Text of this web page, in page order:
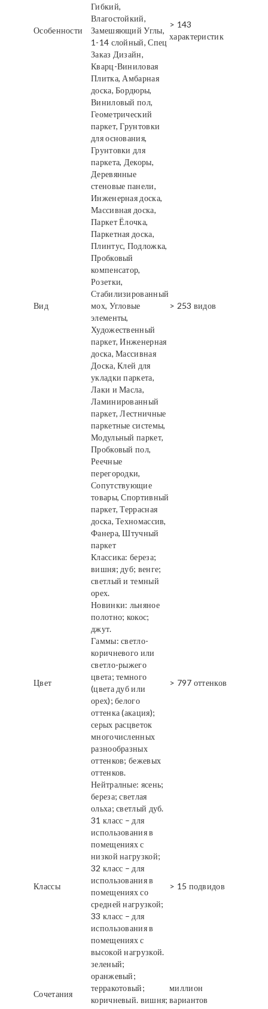
Особенности
Гибкий,
Влагостойкий,
Замешяющий Углы,
1-14 слойный, Спец
Заказ Дизайн,
> 143
характеристик
Вид
Кварц-Виниловая
Плитка, Амбарная
доска, Бордюры,
Виниловый пол,
Геометрический
паркет, Грунтовки
для основания,
Грунтовки для
паркета, Декоры,
Деревянные
стеновые панели,
Инженерная доска,
Массивная доска,
Паркет Ёлочка,
Паркетная доска,
Плинтус, Подложка,
Пробковый
компенсатор,
Розетки,
Стабилизированный
мох, Угловые
элементы,
Художественный
паркет, Инженерная
доска, Массивная
Доска, Клей для
укладки паркета,
Лаки и Масла,
Ламинированный
паркет, Лестничные
паркетные системы,
Модульный паркет,
Пробковый пол,
Реечные
перегородки,
Сопутствующие
товары, Спортивный
паркет, Террасная
доска, Техномассив,
Фанера, Штучный
паркет
> 253 видов
Цвет
Классика: береза;
вишня; дуб; венге;
светлый и темный
орех.
Новинки: льняное
полотно; кокос;
джут.
Гаммы: светло-
коричневого или
светло-рыжего
цвета; темного
(цвета дуб или
орех); белого
оттенка (акация);
серых расцветок
многочисленных
разнообразных
оттенков; бежевых
оттенков.
Нейтралные: ясень;
береза; светлая
ольха; светлый дуб.
> 797 оттенков
Классы
31 класс – для
использования в
помещениях с
низкой нагрузкой;
32 класс – для
использования в
помещениях со
средней нагрузкой;
33 класс – для
использования в
помещениях с
высокой нагрузкой.
> 15 подвидов
Сочетания
зеленый;
оранжевый;
терракотовый;
коричневый. вишня;
миллион
вариантов